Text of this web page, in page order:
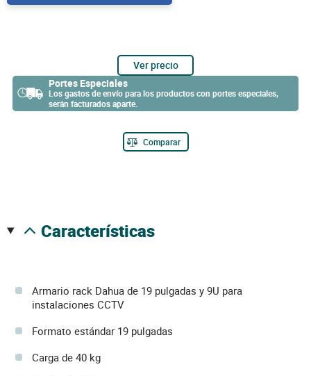
Ver precio
Portes Especiales
Los gastos de envío para los productos con portes especiales,
serán facturados aparte.
Comparar
características
Armario rack Dahua de 19 pulgadas y 9U para
instalaciones CCTV
Formato estándar 19 pulgadas
Carga de 40 kg